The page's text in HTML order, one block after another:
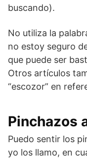
buscando).
No utiliza la
no estoy seguro
que puede ser
Otros artículos
“escozor” en
Pinchazos
Puedo sentir los
yo los llamo, en